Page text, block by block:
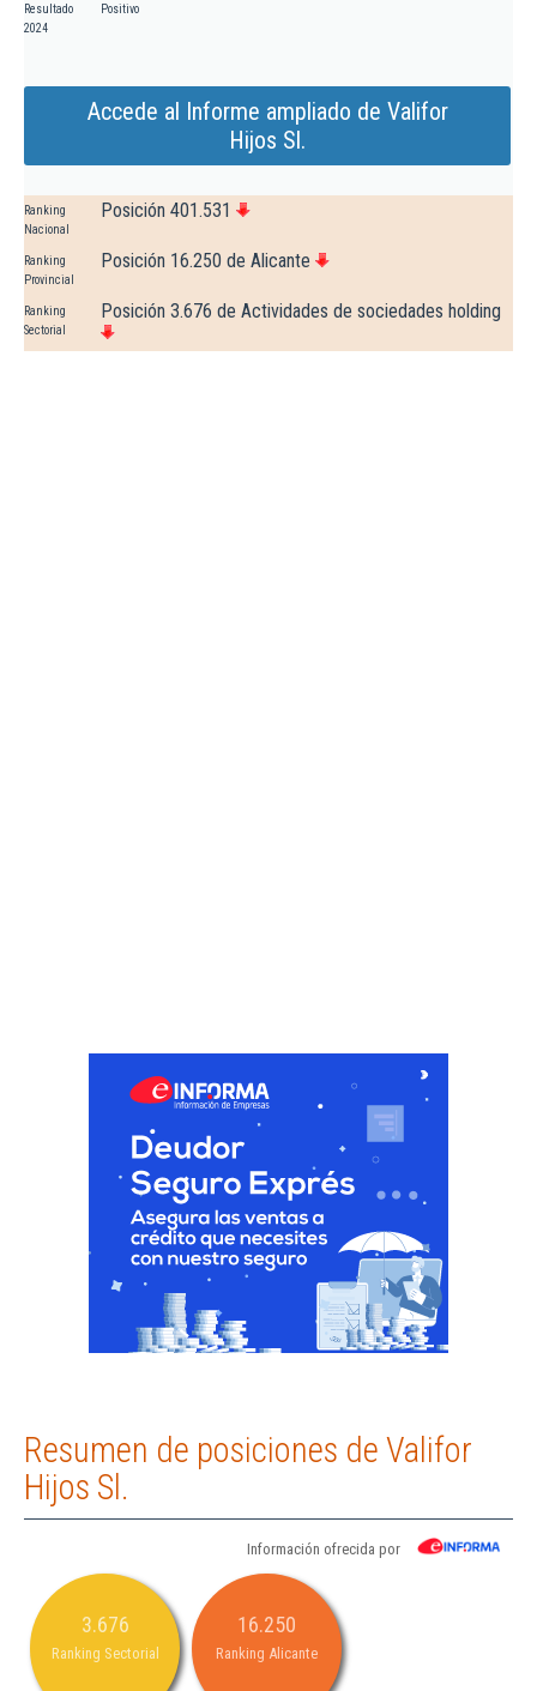
Resultado
2024
Positivo
Accede al Informe ampliado de Valifor
Hijos Sl.
Ranking
Nacional
Posición 401.531
Ranking
Provincial
Posición 16.250 de Alicante
Ranking
Sectorial
Posición 3.676 de Actividades de sociedades holding
Resumen de posiciones de Valifor
Hijos Sl.
Información ofrecida por
3.676
Ranking Sectorial
16.250
Ranking Alicante